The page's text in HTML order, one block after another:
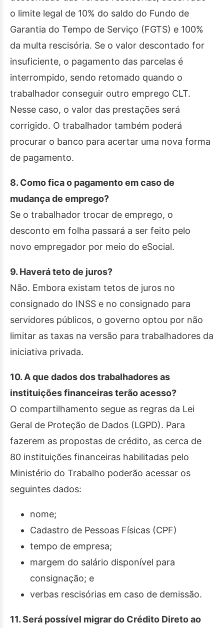
o limite legal de 10% do saldo do Fundo de
Garantia do Tempo de Serviço (FGTS) e 100%
da multa rescisória. Se o valor descontado for
insuficiente, o pagamento das parcelas é
interrompido, sendo retomado quando o
trabalhador conseguir outro emprego CLT.
Nesse caso, o valor das prestações será
corrigido. O trabalhador também poderá
procurar o banco para acertar uma nova forma
de pagamento.
8. Como fica o pagamento em caso de
mudança de emprego?
Se o trabalhador trocar de emprego, o
desconto em folha passará a ser feito pelo
novo empregador por meio do eSocial.
9. Haverá teto de juros?
Não. Embora existam tetos de juros no
consignado do INSS e no consignado para
servidores públicos, o governo optou por não
limitar as taxas na versão para trabalhadores da
iniciativa privada.
10. A que dados dos trabalhadores as
instituições financeiras terão acesso?
O compartilhamento segue as regras da Lei
Geral de Proteção de Dados (LGPD). Para
fazerem as propostas de crédito, as cerca de
80 instituições financeiras habilitadas pelo
Ministério do Trabalho poderão acessar os
seguintes dados:
nome;
Cadastro de Pessoas Físicas (CPF)
tempo de empresa;
margem do salário disponível para
consignação; e
verbas rescisórias em caso de demissão.
11. Será possível migrar do Crédito Direto ao